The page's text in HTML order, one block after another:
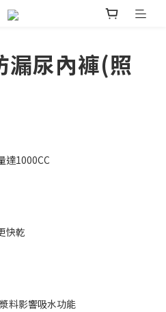
漏尿內褲(照
達1000CC
快乾
料影響吸水功能